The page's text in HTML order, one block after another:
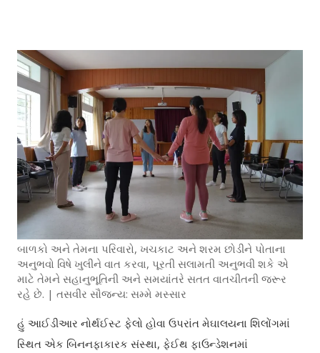
બાળકો અને તેમના પરિવારો, ખચકાટ અને શરમ છોડીને પોતાના
અનુભવો વિષે ખુલીને વાત કરવા, પૂરતી સલામતી અનુભવી શકે એ
માટે તેમને સહાનુભૂતિની અને સમયાંતરે સતત વાતચીતની જરૂર
રહે છે. | તસવીર સૌજન્ય: સમ્મે મસ્સાર
હું આઈડીઆર નોર્થઈસ્ટ ફેલો હોવા ઉપરાંત મેઘાલયના શિલોંગમાં
સ્થિત એક બિનનફાકારક સંસ્થા, ફેઈથ ફાઉન્ડેશનમાં